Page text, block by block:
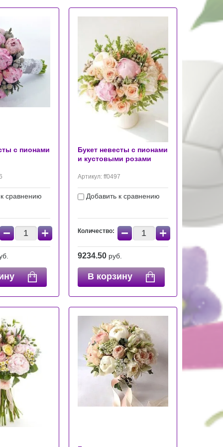
с пионами
сравнению
− +
Букет невесты с пионами
и кустовыми розами
Артикул: ff0497
Добавить к сравнению
Количество: − +
9234.50 руб.
В корзину